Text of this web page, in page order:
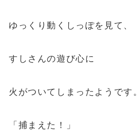
ゆっくり動くしっぽを見て、
すしさんの遊び心に
火がついてしまったようです。
「捕まえた！」